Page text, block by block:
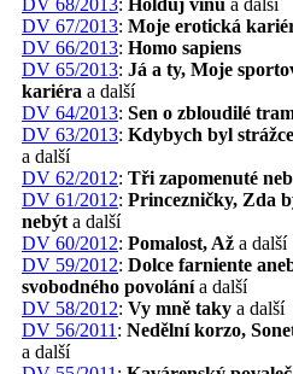
DV 67/2013: Moje erotická
DV 66/2013: Homo sapiens
DV 65/2013: Já a ty, Moje
kariéra a další
DV 64/2013: Sen o zbloudilé
DV 63/2013: Kdybych byl
a další
DV 62/2012: Tři zapomenuté
DV 61/2012: Princezničky, Zda
nebýt a další
DV 60/2012: Pomalost, Až a další
DV 59/2012: Dolce farniente
svobodného povolánía další
DV 58/2012: Vy mně taky a další
DV 56/2011 : Nedělní korzo,
a další